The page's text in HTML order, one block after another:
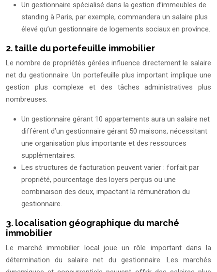
Un gestionnaire spécialisé dans la gestion d’immeubles de
standing à Paris, par exemple, commandera un salaire plus
élevé qu’un gestionnaire de logements sociaux en province.
2. taille du portefeuille immobilier
Le nombre de propriétés gérées influence directement le salaire
net du gestionnaire. Un portefeuille plus important implique une
gestion plus complexe et des tâches administratives plus
nombreuses.
Un gestionnaire gérant 10 appartements aura un salaire net
différent d’un gestionnaire gérant 50 maisons, nécessitant
une organisation plus importante et des ressources
supplémentaires.
Les structures de facturation peuvent varier : forfait par
propriété, pourcentage des loyers perçus ou une
combinaison des deux, impactant la rémunération du
gestionnaire.
3. localisation géographique du marché
immobilier
Le marché immobilier local joue un rôle important dans la
détermination du salaire net du gestionnaire. Les marchés